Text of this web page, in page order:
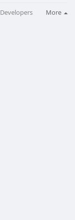
Developers More